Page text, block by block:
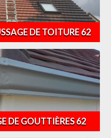
DE TOITURE 62
DE GOUTTIÈRES 62